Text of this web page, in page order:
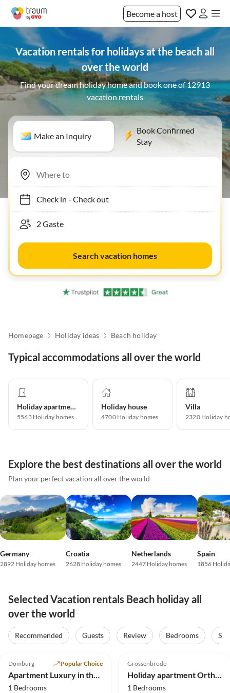
Become a host
Vacation rentals for holidays at the beach all
over the world
Find your dream holiday home and book one of 12913
vacation rentals
Make an Inquiry
Book Confirmed
Stay
Check in- Check out
Search vacation homes
Homepage Holiday ideas Beach holiday
Typical accommodations all over the world
Holiday apartment
5563 Holiday homes
Holiday house
4700 Holiday homes
Villa
2320 Holiday
Explore the best destinations all over the world
Plan your perfect vacation all over the world
Germany
2892 Holiday homes
Croatia
2628 Holiday homes
Netherlands
2447 Holiday homes
Spain
1856
Selected Vacation rentals Beach holiday all
over the world
Recommended Guests Review Bedrooms
Top-Listing
Domburg Popular Choice
Apartment Luxury in the center of Domburg
1 Bedrooms
Top-Listing
Grossenbrode
Holiday apartment Orthfeld 18
1 Bedrooms